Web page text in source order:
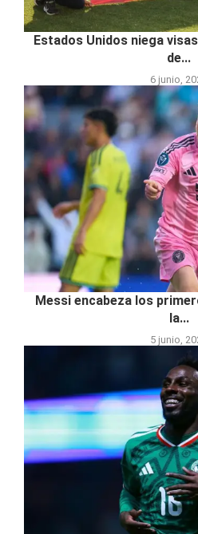
Estados Unidos niega
de...
6 junio,
Messi encabeza los
la...
5 junio,